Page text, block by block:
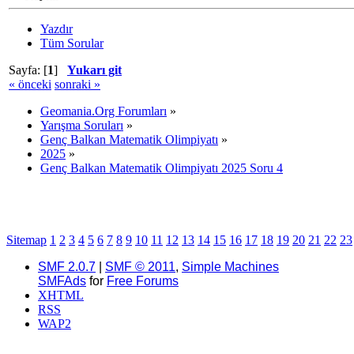
Yazdır
Tüm Sorular
Sayfa: [1] Yukarı git
« önceki sonraki »
Geomania.Org Forumları »
Yarışma Soruları »
Genç Balkan Matematik Olimpiyatı »
2025 »
Genç Balkan Matematik Olimpiyatı 2025 Soru 4
Sitemap 1 2 3 4 5 6 7 8 9 10 11 12 13 14 15 16 17 18 19 20 21 22 23
SMF 2.0.7
SMF © 2011, Simple Machines
SMFAds for Free Forums
XHTML
RSS
WAP2